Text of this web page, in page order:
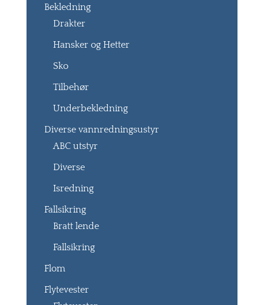
Bekledning
Drakter
Hansker og Hetter
Sko
Tilbehør
Underbekledning
Diverse vannredningsustyr
ABC utstyr
Diverse
Isredning
Fallsikring
Bratt lende
Fallsikring
Flom
Flytevester